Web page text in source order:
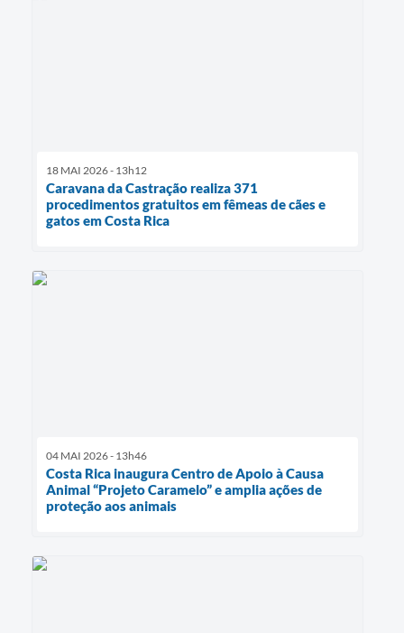
18 MAI 2026 - 13h12
Caravana da Castração realiza 371
procedimentos gratuitos em fêmeas de cães e
gatos em Costa Rica
04 MAI 2026 - 13h46
Costa Rica inaugura Centro de Apoio à Causa
Animal “Projeto Caramelo” e amplia ações de
proteção aos animais